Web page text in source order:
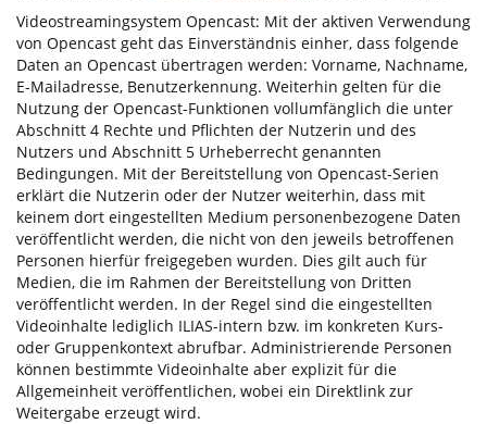
Videostreamingsystem Opencast: Mit der aktiven Verwendung
von Opencast geht das Einverständnis einher, dass folgende
Daten an Opencast übertragen werden: Vorname, Nachname,
E-Mailadresse, Benutzerkennung. Weiterhin gelten für die
Nutzung der Opencast-Funktionen vollumfänglich die unter
Abschnitt 4 Rechte und Pflichten der Nutzerin und des
Nutzers und Abschnitt 5 Urheberrecht genannten
Bedingungen. Mit der Bereitstellung von Opencast-Serien
erklärt die Nutzerin oder der Nutzer weiterhin, dass mit
keinem dort eingestellten Medium personenbezogene Daten
veröffentlicht werden, die nicht von den jeweils betroffenen
Personen hierfür freigegeben wurden. Dies gilt auch für
Medien, die im Rahmen der Bereitstellung von Dritten
veröffentlicht werden. In der Regel sind die eingestellten
Videoinhalte lediglich ILIAS-intern bzw. im konkreten Kurs-
oder Gruppenkontext abrufbar. Administrierende Personen
können bestimmte Videoinhalte aber explizit für die
Allgemeinheit veröffentlichen, wobei ein Direktlink zur
Weitergabe erzeugt wird.